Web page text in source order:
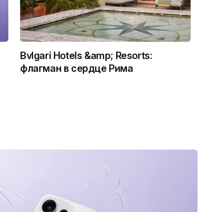
Bvlgari Hotels &amp; Resorts:
флагман в сердце Рима